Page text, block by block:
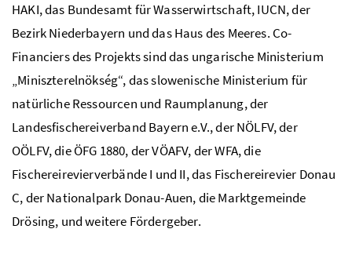
HAKI, das Bundesamt für Wasserwirtschaft, IUCN, der
Bezirk Niederbayern und das Haus des Meeres. Co-
Financiers des Projekts sind das ungarische Ministerium
„Miniszterelnökség“, das slowenische Ministerium für
natürliche Ressourcen und Raumplanung, der
Landesfischereiverband Bayerne.V., der NÖLFV, der
OÖLFV, die ÖFG 1880, der VÖAFV, der WFA, die
Fischereirevierverbände I und II, das Fischereirevier Donau
C, der Nationalpark Donau-Auen, die Marktgemeinde
Drösing, und weitere Fördergeber.